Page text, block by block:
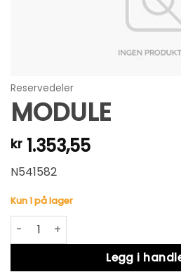
Reservedeler
MODULE
kr 1.353,55
N541582
Kun 1 på lager
MODULE antall
Legg i
Alternative: